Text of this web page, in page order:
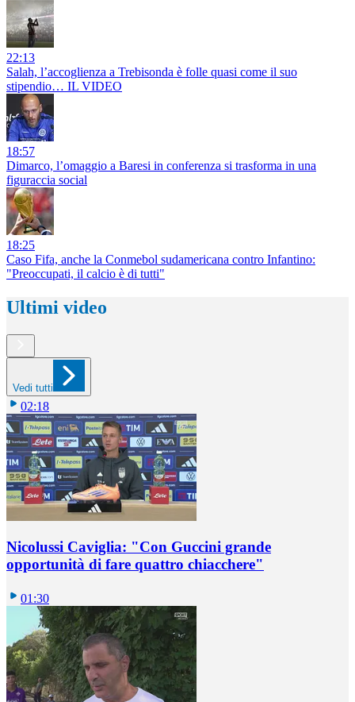
22:13
Salah, l’accoglienza a Trebisonda è folle quasi come il suo
stipendio… IL VIDEO
18:57
Dimarco, l’omaggio a Baresi in conferenza si trasforma in una
figuraccia social
18:25
Caso Fifa, anche la Conmebol sudamericana contro Infantino:
"Preoccupati, il calcio è di tutti"
Ultimi video
Vedi tutti
02:18
Nicolussi Caviglia: "Con Guccini grande
opportunità di fare quattro chiacchere"
01:30